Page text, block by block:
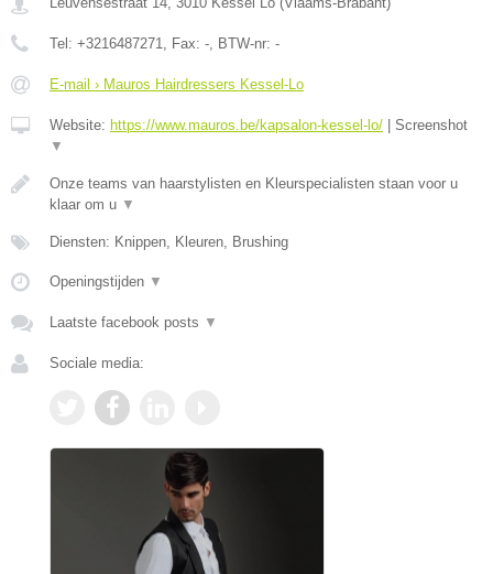
Tel: +3216487271 , Fax: - , BTW-nr: -
E-mail › Mauros Hairdressers Kessel-Lo
Website: https://www.mauros.be/kapsalon-kessel-lo/ | Screenshot
▼
Onze teams van haarstylisten en Kleurspecialisten staan voor u
klaar om u ▼
Diensten: Knippen, Kleuren, Brushing
Openingstijden ▼
Laatste facebook posts ▼
Sociale media: